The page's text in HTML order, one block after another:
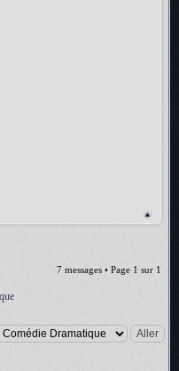
7 messages • Page 1 sur 1